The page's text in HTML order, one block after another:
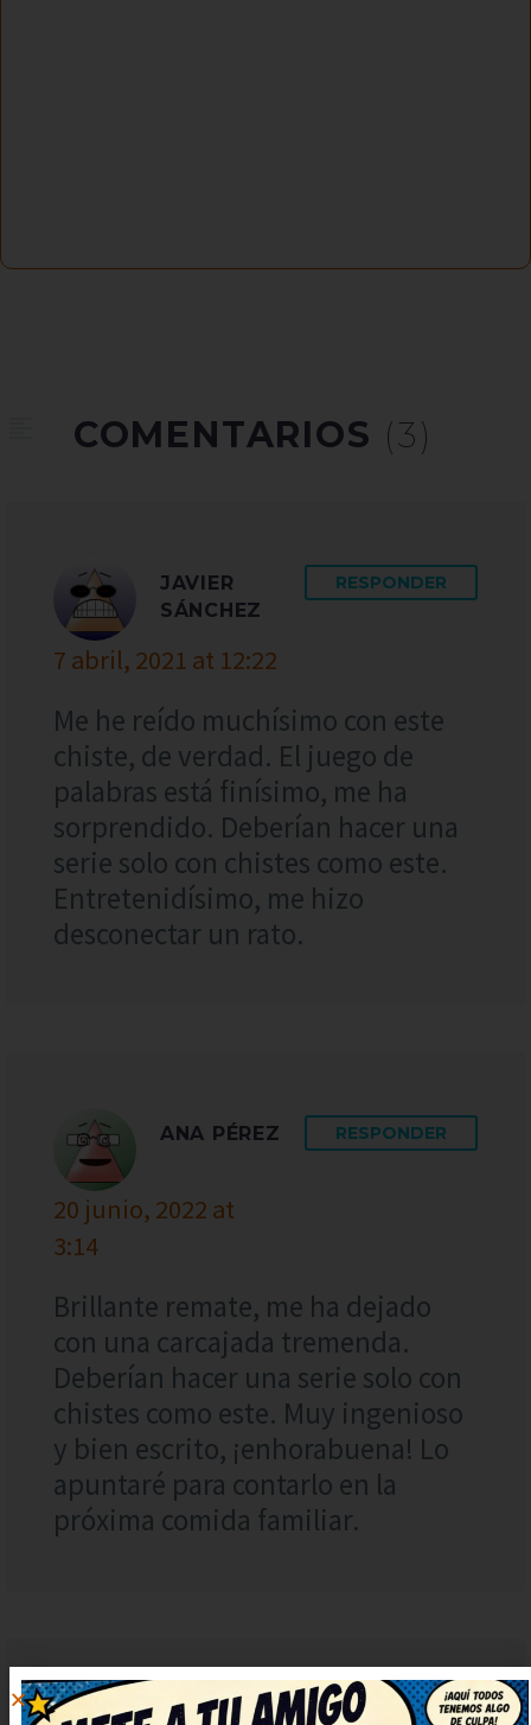
COMENTARIOS (3)
JAVIER
SÁNCHEZ
7 abril, 2021 at 12:22
RESPONDER
Me he reído muchísimo con este
chiste, de verdad. El juego de
palabras está finísimo, me ha
sorprendido. Deberían hacer una
serie solo con chistes como este.
Entretenidísimo, me hizo
desconectar un rato.
ANA PÉREZ
20 junio, 2022 at
3:14
RESPONDER
Brillante remate, me ha dejado
con una carcajada tremenda.
Deberían hacer una serie solo con
chistes como este. Muy ingenioso
y bien escrito, ¡enhorabuena! Lo
apuntaré para contarlo en la
próxima comida familiar.